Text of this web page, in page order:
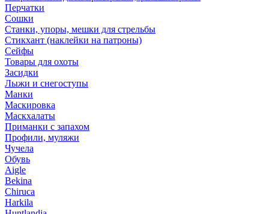
Перчатки
Сошки
Станки, упоры, мешки для стрельбы
Стикхант (наклейки на патроны)
Сейфы
Товары для охоты
Засидки
Лыжи и снегоступы
Манки
Маскировка
Маскхалаты
Приманки с запахом
Профили, муляжи
Чучела
Обувь
Aigle
Bekina
Chiruсa
Harkila